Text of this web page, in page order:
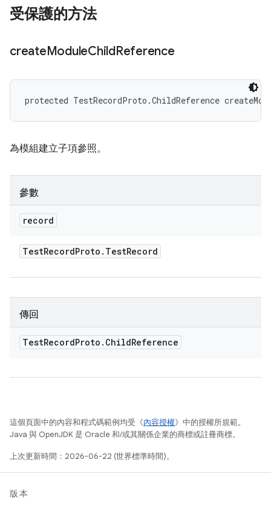
受保護的方法
createModuleChildReference
protected TestRecordProto.ChildReference
為模組建立子項參照。
參數
record
TestRecordProto . TestRecord
傳回
TestRecordProto . ChildReference
這個頁面中的內容和程式碼範例均受《內容授權》中的授權所規範。
Java 與 OpenJDK 是 Oracle 和/或其關係企業的商標或註冊商標。
上次更新時間：2026-06-22 (世界標準時間)。
版本